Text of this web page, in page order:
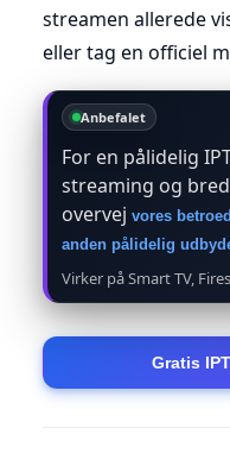
streamen allerede
eller tag en officiel
Anbefalet
For en pålidelig
streaming og
overvej vores
anden pålidelig
Virker på Smart TV,
Gratis